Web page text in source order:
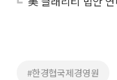
#한경협국제경영원